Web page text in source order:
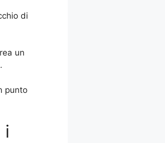
di
un
punto
i